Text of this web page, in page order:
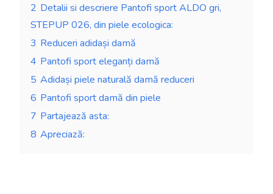
2 Detalii si descriere Pantofi sport ALDO gri,
STEPUP 026, din piele ecologica:
3 Reduceri adidași damă
4 Pantofi sport eleganți damă
5 Adidași piele naturală damă reduceri
6 Pantofi sport damă din piele
7 Partajează asta:
8 Apreciază: